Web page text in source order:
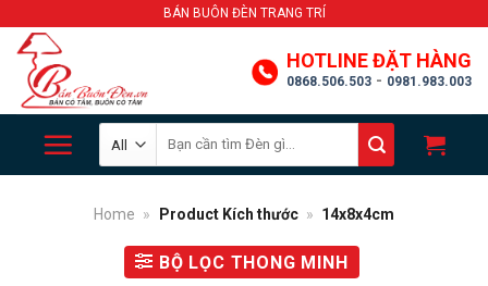
content
BÁN BUÔN ĐÈN TRANG TRÍ
HOTLINE ĐẶT HÀNG
0868.506.503 - 0981.983.003
for:
Home » Product Kích thước » 14x8x4cm
BỘ LỌC THONG MINH